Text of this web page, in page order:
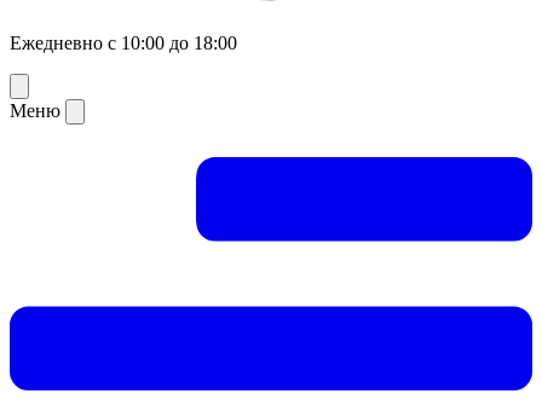
Ежедневно с 10:00 до 18:00
Меню